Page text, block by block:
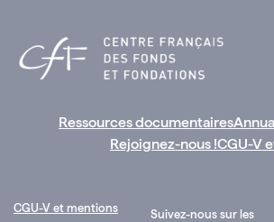
Ressources documentaires
Rejoignez-nous !CGU-V
CGU-V et mentions
Suivez-nous sur les